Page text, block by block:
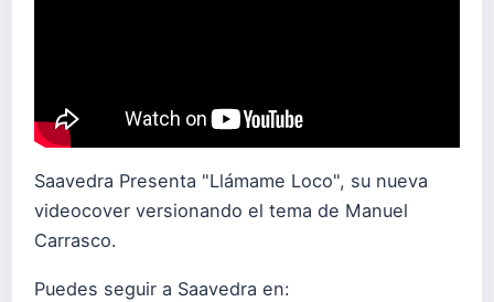
Saavedra Presenta "Llámame Loco", su nueva
videocover versionando el tema de Manuel
Carrasco.
Puedes seguir a Saavedra en: